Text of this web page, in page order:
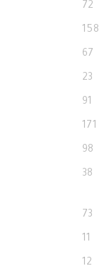
72
158
67
23
91
171
98
38
73
11
12